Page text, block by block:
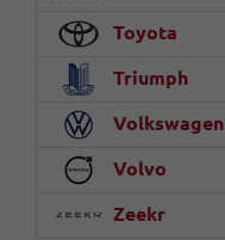
Toyota
Triumph
Volkswagen
Volvo
Zeekr